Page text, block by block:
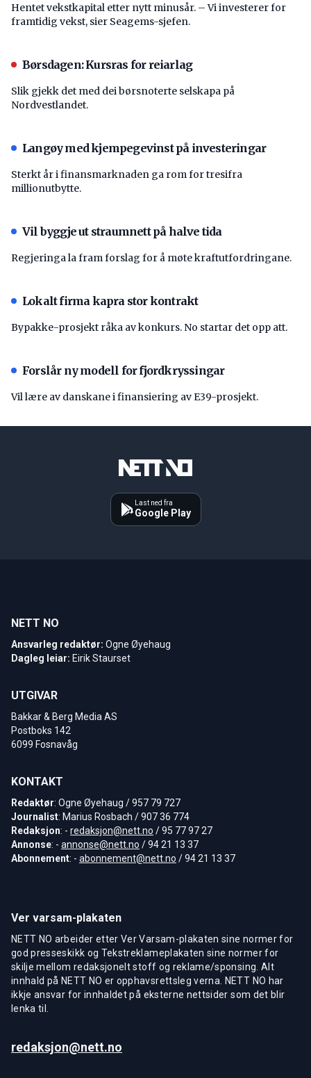
Hentet vekstkapital etter nytt minusår. – Vi investerer for
framtidig vekst, sier Seagems-sjefen.
Børsdagen: Kursras for reiarlag
Slik gjekk det med dei børsnoterte selskapa på
Nordvestlandet.
Langøy med kjempegevinst på investeringar
Sterkt år i finansmarknaden ga rom for tresifra
millionutbytte.
Vil byggje ut straumnett på halve tida
Regjeringa la fram forslag for å møte kraftutfordringane.
Lokalt firma kapra stor kontrakt
Bypakke-prosjekt råka av konkurs. No startar det opp att.
Forslår ny modell for fjordkryssingar
Vil lære av danskane i finansiering av E39-prosjekt.
Last ned fra
Google Play
NETT NO
Ansvarleg redaktør: Ogne Øyehaug
Dagleg leiar: Eirik Staurset
UTGIVAR
Bakkar & Berg Media AS
Postboks 142
6099 Fosnavåg
KONTAKT
Redaktør: Ogne Øyehaug / 957 79 727
Journalist: Marius Rosbach / 907 36 774
Redaksjon: - redaksjon@nett.no / 95 77 97 27
Annonse: - annonse@nett.no / 94 21 13 37
Abonnement: - abonnement@nett.no / 94 21 13 37
Ver varsam-plakaten
NETT NO arbeider etter Ver Varsam-plakaten sine normer for
god presseskikk og Tekstreklameplakaten sine normer for
skilje mellom redaksjonelt stoff og reklame/sponsing. Alt
innhald på NETT NO er opphavsrettsleg verna. NETT NO har
ikkje ansvar for innhaldet på eksterne nettsider som det blir
lenka til.
redaksjon@nett.no